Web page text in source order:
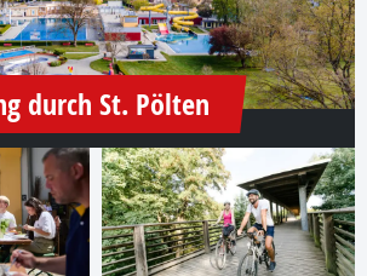
durch St. Pölten